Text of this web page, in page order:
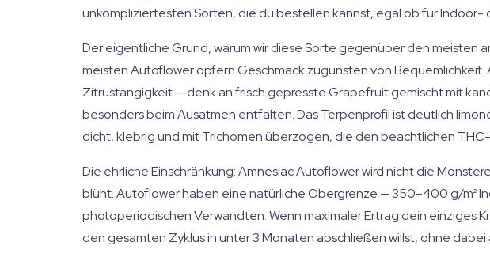
unkompliziertesten Sorten, die du bestellen kannst, egal ob für
Der eigentliche Grund, warum wir diese Sorte gegenüber den meisten
meisten Autoflower opfern Geschmack zugunsten von
Zitrustangigkeit — denk an frisch gepresste Grapefruit gemischt mit
besonders beim Ausatmen entfalten. Das Terpenprofil ist deutlich
dicht, klebrig und mit Trichomen überzogen, die den beachtlichen
Die ehrliche Einschränkung: Amnesiac Autoflower wird nicht die
blüht. Autoflower haben eine natürliche Obergrenze — 350–400 g/m²
photoperiodischen Verwandten. Wenn maximaler Ertrag dein einziges
den gesamten Zyklus in unter 3 Monaten abschließen willst, ohne